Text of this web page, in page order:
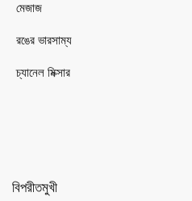
মেজাজ
রঙের ভারসাম্য
চ্যানেল মিক্সার
বিপরীতমুখী